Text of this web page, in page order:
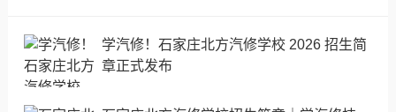
学汽修！石家庄北方汽修学校 2026 招生简
章正式发布